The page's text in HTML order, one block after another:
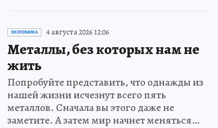
ЭКОНОМИКА 4 августа 2026 12:06
Металлы, без которых нам не
жить
Попробуйте представить, что однажды из
нашей жизни исчезнут всего пять
металлов. Сначала вы этого даже не
заметите. А затем мир начнет меняться…